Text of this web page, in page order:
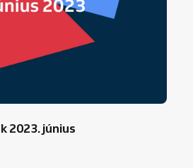
2023. június